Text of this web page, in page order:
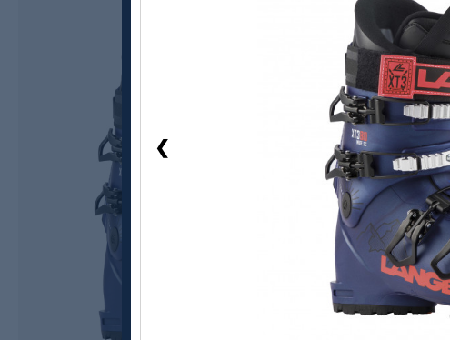
❮
Medlem -40%